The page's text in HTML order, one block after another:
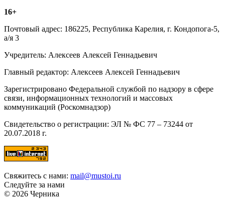
16+
Почтовый адрес: 186225, Республика Карелия, г. Кондопога-5,
а/я 3
Учредитель: Алексеев Алексей Геннадьевич
Главный редактор: Алексеев Алексей Геннадьевич
Зарегистрировано Федеральной службой по надзору в сфере
связи, информационных технологий и массовых
коммуникаций (Роскомнадзор)
Свидетельство о регистрации: ЭЛ № ФС 77 – 73244 от
20.07.2018 г.
Свяжитесь с нами: mail@mustoi.ru
Следуйте за нами
© 2026 Черника